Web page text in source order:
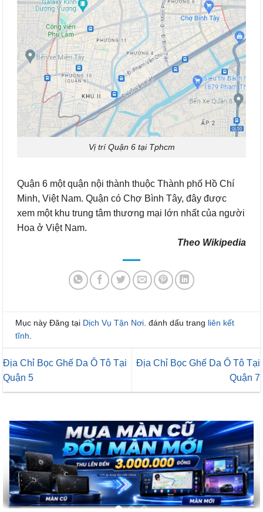
Vị trí Quận 6 tại Tphcm
Quận 6 một quận nội thành thuộc Thành phố Hồ Chí
Minh, Việt Nam. Quận có Chợ Bình Tây, đây được
xem một khu trung tâm thương mại lớn nhất của người
Hoa ở Việt Nam.
Theo Wikipedia
Mục này Đăng tại Dịch Vụ Tận Nơi . đánh dấu trang liên kết
tĩnh
Địa Chỉ Bọc Ghế Da Ô Tô Tại
Quận 5
Địa Chỉ Bọc Ghế Da Ô Tô Tại
Quận 7